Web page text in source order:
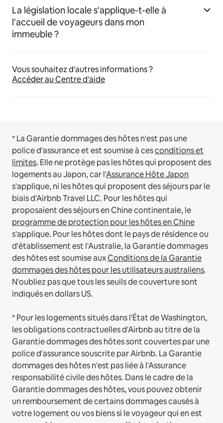
La législation locale s'applique-t-elle à
l'accueil de voyageurs dans mon
immeuble ?
Vous souhaitez d'autres informations ?
Accéder au Centre d'aide
* La Garantie dommages des hôtes n'est pas une
police d'assurance et est soumise à cesconditions et
limites. Elle ne protège pas les hôtes qui proposent des
logements au Japon, car l'Assurance Hôte Japon
s'applique, ni les hôtes qui proposent des séjours par le
biais d'Airbnb Travel LLC. Pour les hôtes qui
proposaient des séjours en Chine continentale, le
programme de protection pour les hôtes en Chine
s'applique. Pour les hôtes dont le pays de résidence ou
d'établissement est l'Australie, la Garantie dommages
des hôtes est soumise auxConditions de la Garantie
dommages des hôtes pour les utilisateurs australiens.
N'oubliez pas que tous les seuils de couverture sont
indiqués en dollars US.
* Pour les logements situés dans l'État de Washington,
les obligations contractuelles d'Airbnb au titre de la
Garantie dommages des hôtes sont couvertes par une
police d'assurance souscrite par Airbnb. La Garantie
dommages des hôtes n'est pas liée à l'Assurance
responsabilité civile des hôtes. Dans le cadre de la
Garantie dommages des hôtes, vous pouvez obtenir
un remboursement de certains dommages causés à
votre logement ou vos biens si le voyageur qui en est